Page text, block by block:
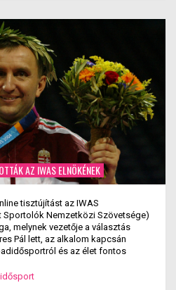
AZ IWAS ELNÖKÉNEK
tisztújítást az IWAS
Sportolók Nemzetközi Szövetsége)
melynek vezetője a választás
Pál lett, az alkalom kapcsán
és az élet fontos